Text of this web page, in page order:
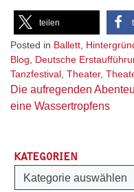
teilen
Posted in Ballett
Blog
Deutsche
Tanzfestival Theater,
Beitragsnavigation
Die aufregenden
eine Wassertropfens
KATEGORIEN
Kategorien
Kategorie auswählen